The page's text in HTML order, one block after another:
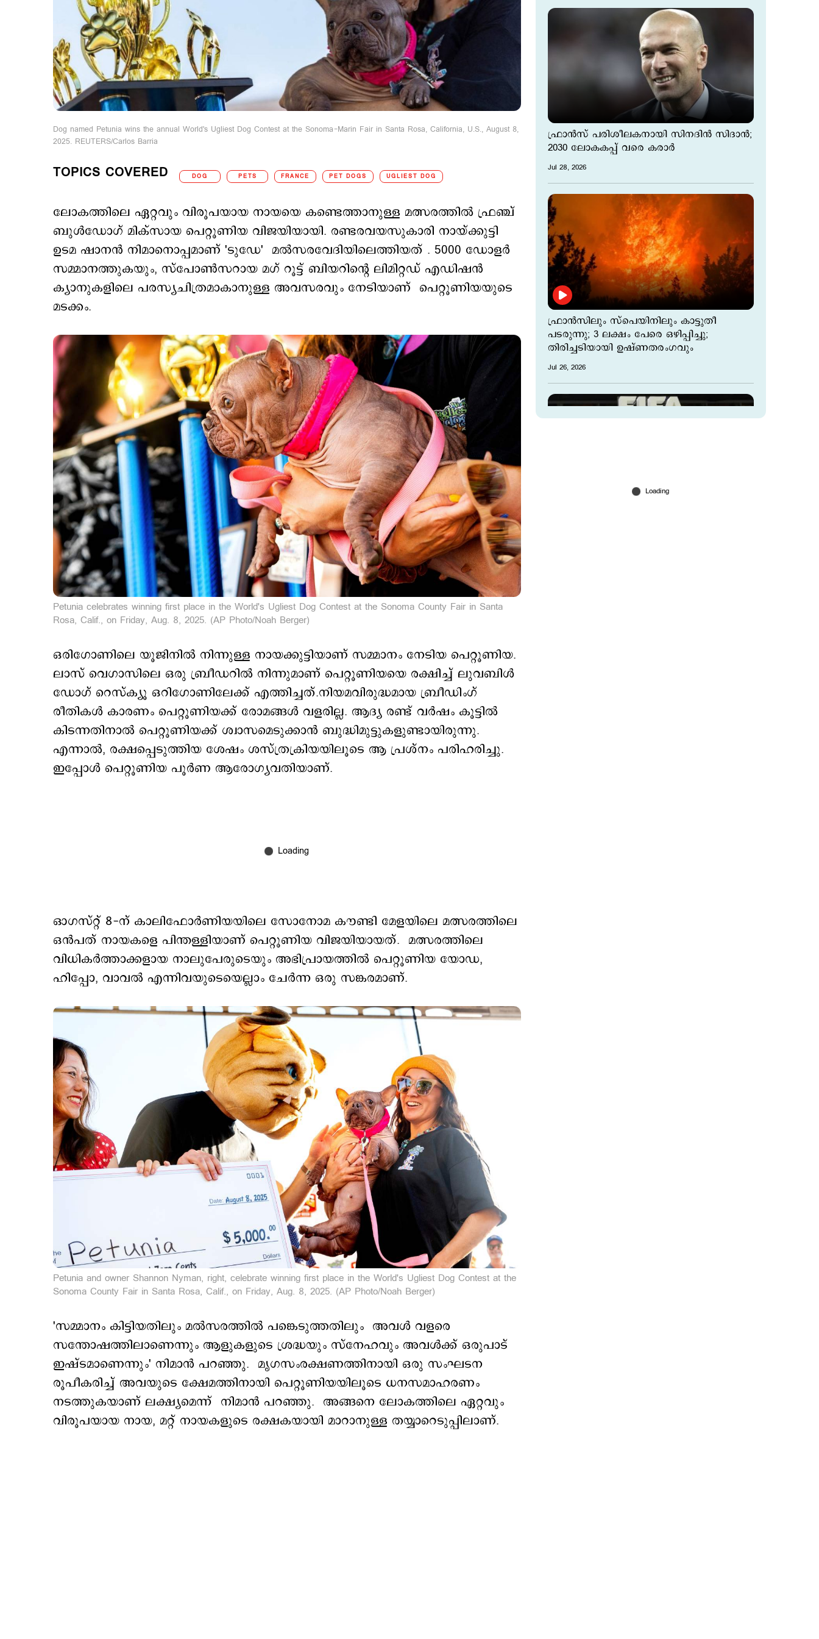
Dog named Petunia wins the annual World's Ugliest Dog Contest at the Sonoma-Marin Fair in Santa Rosa, California, U.S., August 8,
2025. REUTERS/Carlos Barria
TOPICS COVERED DOG PETS FRANCE PET DOGS UGLIEST DOG
ലോകത്തിലെ ഏറ്റവും വിരൂപയായ നായയെ കണ്ടെത്താനുള്ള മത്സരത്തിൽ ഫ്രഞ്ച്
ബുൾഡോഗ് മിക്സായ പെറ്റൂണിയ വിജയിയായി. രണ്ടരവയസുകാരി നായ്ക്കുട്ടി
ഉടമ ഷാനൻ നിമാനൊപ്പമാണ് 'ടുഡേ' മല്‍സരവേദിയിലെത്തിയത് . 5000 ഡോളർ
സമ്മാനത്തുകയും, സ്പോൺസറായ മഗ് റൂട്ട് ബിയറിന്‍റെ ലിമിറ്റഡ് എഡിഷൻ
ക്യാനുകളിലെ പരസ്യചിത്രമാകാനുള്ള അവസരവും നേടിയാണ് പെറ്റൂണിയയുടെ
മടക്കം.
Petunia celebrates winning first place in the World's Ugliest Dog Contest at the Sonoma County Fair in Santa
Rosa, Calif., on Friday, Aug. 8, 2025. (AP Photo/Noah Berger)
ഒരിഗോണിലെ യൂജിനില്‍ നിന്നുള്ള നായക്കുട്ടിയാണ് സമ്മാനം നേടിയ പെറ്റൂണിയ.
ലാസ് വെഗാസിലെ ഒരു ബ്രീഡറില്‍ നിന്നുമാണ് പെറ്റൂണിയയെ രക്ഷിച്ച് ലുവബിള്‍
ഡോഗ് റെസ്ക്യൂ ഒറിഗോണിലേക്ക് എത്തിച്ചത്.നിയമവിരുദ്ധമായ ബ്രീഡിംഗ്
രീതികൾ കാരണം പെറ്റൂണിയക്ക് രോമങ്ങള്‍ വളരില്ല. ആദ്യ രണ്ട് വർഷം കൂട്ടിൽ
കിടന്നതിനാൽ പെറ്റൂണിയക്ക് ശ്വാസമെടുക്കാൻ ബുദ്ധിമുട്ടുകളുണ്ടായിരുന്നു.
എന്നാൽ, രക്ഷപ്പെടുത്തിയ ശേഷം ശസ്ത്രക്രിയയിലൂടെ ആ പ്രശ്നം പരിഹരിച്ചു.
ഇപ്പോൾ പെറ്റൂണിയ പൂര്‍ണ ആരോഗ്യവതിയാണ്.
ഓഗസ്റ്റ് 8-ന് കാലിഫോർണിയയിലെ സോനോമ കൗണ്ടി മേളയിലെ മത്സരത്തിലെ
ഒൻപത് നായകളെ പിന്തള്ളിയാണ് പെറ്റൂണിയ വിജയിയായത്. മത്സരത്തിലെ
വിധികർത്താക്കളായ നാലുപേരുടെയും അഭിപ്രായത്തിൽ പെറ്റൂണിയ യോഡ,
ഹിപ്പോ, വാവൽ എന്നിവയുടെയെല്ലാം ചേര്‍ന്ന ഒരു സങ്കരമാണ്.
Petunia and owner Shannon Nyman, right, celebrate winning first place in the World's Ugliest Dog Contest at the
Sonoma County Fair in Santa Rosa, Calif., on Friday, Aug. 8, 2025. (AP Photo/Noah Berger)
'സമ്മാനം കിട്ടിയതിലും മല്‍സരത്തില്‍ പങ്കെടുത്തതിലും അവൾ വളരെ
സന്തോഷത്തിലാണെന്നും ആളുകളുടെ ശ്രദ്ധയും സ്നേഹവും അവൾക്ക് ഒരുപാട്
ഇഷ്ടമാണെന്നും' നിമാൻ പറഞ്ഞു.‌ മൃഗസംരക്ഷണത്തിനായി ഒരു സംഘടന
രൂപീകരിച്ച് അവയുടെ ക്ഷേമത്തിനായി പെറ്റൂണിയയിലൂടെ ധനസമാഹരണം
നടത്തുകയാണ് ലക്ഷ്യമെന്ന് നിമാന്‍ പറഞ്ഞു. അങ്ങനെ ലോകത്തിലെ ഏറ്റവും
വിരൂപയായ നായ, മറ്റ് നായകളുടെ രക്ഷകയായി മാറാനുള്ള തയ്യാറെടുപ്പിലാണ്.
ഫ്രാൻസ് പരിശീലകനായി സിനദിൻ സിദാൻ;
2030 ലോകകപ്പ് വരെ കരാർ
Jul 28, 2026
ഫ്രാന്‍സിലും സ്പെയിനിലും കാട്ടുതീ
പടരുന്നു; 3 ലക്ഷം പേരെ ഒഴിപ്പിച്ചു;
തിരിച്ചടിയായി ഉഷ്ണതരംഗവും
Jul 26, 2026